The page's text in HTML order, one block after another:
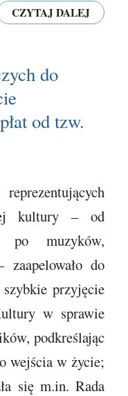
CZYTAJ DALEJ
do
od tzw.
kultury – od
po muzyków,
do
przyjęcie
w sprawie
podkreślając
wejścia w życie;
się m.in. Rada